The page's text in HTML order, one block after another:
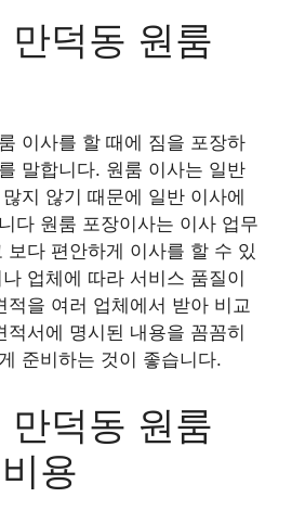
만덕동 원룸
이사를 할 때에 짐을 포장하
말합니다. 원룸 이사는 일반
지 않기 때문에 일반 이사에
다 원룸 포장이사는 이사 업무
보다 편안하게 이사를 할 수 있
업체에 따라 서비스 품질이
적을 여러 업체에서 받아 비교
서에 명시된 내용을 꼼꼼히
준비하는 것이 좋습니다.
만덕동 원룸
용